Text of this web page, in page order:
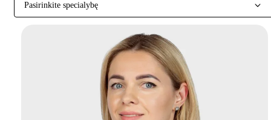
Pasirinkite specialybę